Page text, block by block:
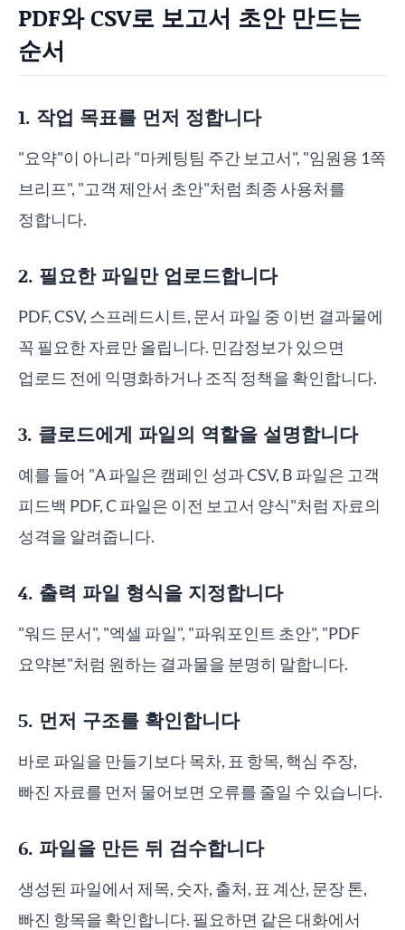
PDF와 CSV로 보고서 초안 만드는
순서
1. 작업 목표를 먼저 정합니다
"요약"이 아니라 "마케팅팀 주간 보고서", "임원용 1쪽
브리프", "고객 제안서 초안"처럼 최종 사용처를
정합니다.
2. 필요한 파일만 업로드합니다
PDF, CSV, 스프레드시트, 문서 파일 중 이번 결과물에
꼭 필요한 자료만 올립니다. 민감정보가 있으면
업로드 전에 익명화하거나 조직 정책을 확인합니다.
3. 클로드에게 파일의 역할을 설명합니다
예를 들어 "A 파일은 캠페인 성과 CSV, B 파일은 고객
피드백 PDF, C 파일은 이전 보고서 양식"처럼 자료의
성격을 알려줍니다.
4. 출력 파일 형식을 지정합니다
"워드 문서", "엑셀 파일", "파워포인트 초안", "PDF
요약본"처럼 원하는 결과물을 분명히 말합니다.
5. 먼저 구조를 확인합니다
바로 파일을 만들기보다 목차, 표 항목, 핵심 주장,
빠진 자료를 먼저 물어보면 오류를 줄일 수 있습니다.
6. 파일을 만든 뒤 검수합니다
생성된 파일에서 제목, 숫자, 출처, 표 계산, 문장 톤,
빠진 항목을 확인합니다. 필요하면 같은 대화에서